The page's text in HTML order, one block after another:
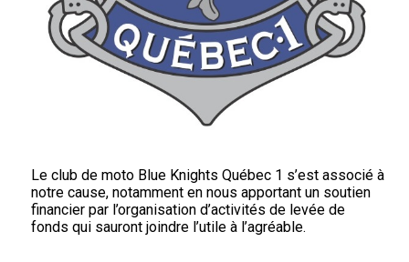
Le club de moto Blue Knights Québec 1 s’est associé à
notre cause, notamment en nous apportant un soutien
financier par l’organisation d’activités de levée de
fonds qui sauront joindre l’utile à l’agréable.